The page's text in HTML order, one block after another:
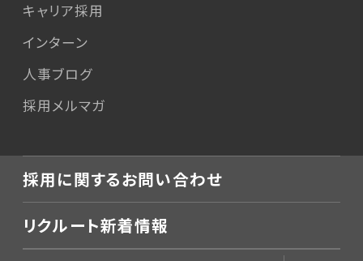
キャリア採用
インターン
人事ブログ
採用メルマガ
採用に関するお問い合わせ
リクルート新着情報